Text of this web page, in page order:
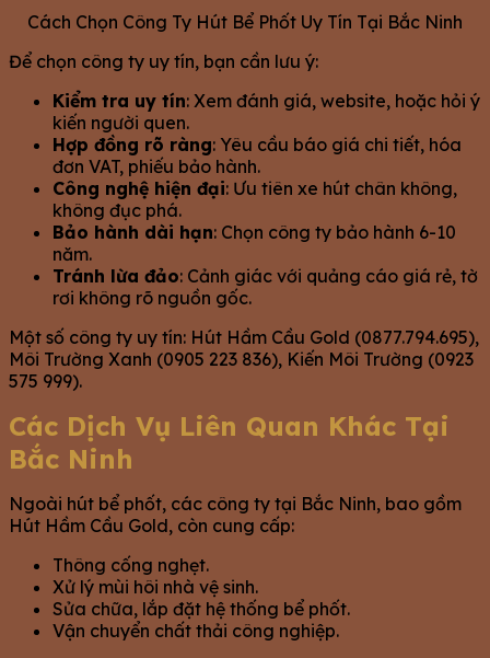
Cách Chọn Công Ty Hút Bể Phốt Uy Tín Tại Bắc Ninh
Để chọn công ty uy tín, bạn cần lưu ý:
Kiểm tra uy tín: Xem đánh giá, website, hoặc hỏi ý
kiến người quen.
Hợp đồng rõ ràng: Yêu cầu báo giá chi tiết, hóa
đơn VAT, phiếu bảo hành.
Công nghệ hiện đại: Ưu tiên xe hút chân không,
không đục phá.
Bảo hành dài hạn: Chọn công ty bảo hành 6-10
năm.
Tránh lừa đảo: Cảnh giác với quảng cáo giá rẻ, tờ
rơi không rõ nguồn gốc.
Một số công ty uy tín: Hút Hầm Cầu Gold (0877.794.695),
Môi Trường Xanh (0905 223 836), Kiến Môi Trường (0923
575 999).
Các Dịch Vụ Liên Quan Khác Tại
Bắc Ninh
Ngoài hút bể phốt, các công ty tại Bắc Ninh, bao gồm
Hút Hầm Cầu Gold, còn cung cấp:
Thông cống nghẹt.
Xử lý mùi hôi nhà vệ sinh.
Sửa chữa, lắp đặt hệ thống bể phốt.
Vận chuyển chất thải công nghiệp.